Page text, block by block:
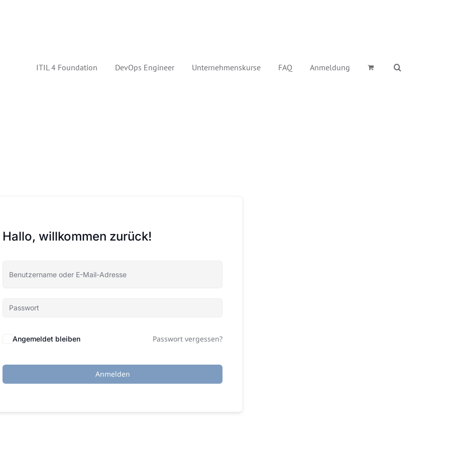
ITIL 4 Foundation DevOps Engineer Unternehmenskurse FAQ Anmeldung
Hallo, willkommen zurück!
Angemeldet bleiben Passwort vergessen?
Anmelden